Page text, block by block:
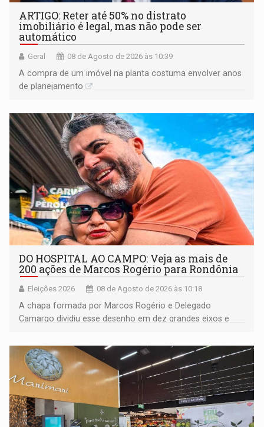
ARTIGO: Reter até 50% no distrato
imobiliário é legal, mas não pode ser
automático
Geral 08 de Agosto de 2026 às 10:39
A compra de um imóvel na planta costuma envolver anos
de planejamento
DO HOSPITAL AO CAMPO: Veja as mais de
200 ações de Marcos Rogério para Rondônia
Eleições 2026 08 de Agosto de 2026 às 10:18
A chapa formada por Marcos Rogério e Delegado
Camargo dividiu esse desenho em dez grandes eixos e